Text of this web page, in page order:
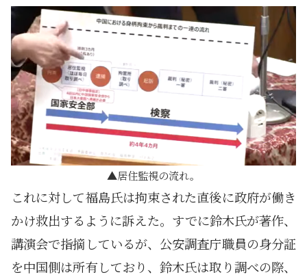
居住監視の流れ。
これに対して福島氏は拘束された直後に政府が働き
かけ救出するように訴えた。すでに鈴木氏が著作、
講演会で指摘しているが、公安調査庁職員の身分証
を中国側は所有しており、鈴木氏は取り調べの際、